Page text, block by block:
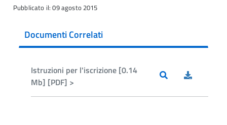
Pubblicato il: 09 agosto 2015
Documenti Correlati
Istruzioni per l'iscrizione [0.14
Mb] [PDF] >